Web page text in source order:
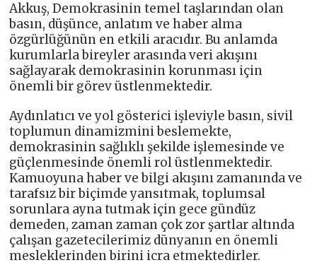
Akkuş, Demokrasinin temel taşlarından olan
basın, düşünce, anlatım ve haber alma
özgürlüğünün en etkili aracıdır. Bu anlamda
kurumlarla bireyler arasında veri akışını
sağlayarak demokrasinin korunması için
önemli bir görev üstlenmektedir.
Aydınlatıcı ve yol gösterici işleviyle basın, sivil
toplumun dinamizmini beslemekte,
demokrasinin sağlıklı şekilde işlemesinde ve
güçlenmesinde önemli rol üstlenmektedir.
Kamuoyuna haber ve bilgi akışını zamanında ve
tarafsız bir biçimde yansıtmak, toplumsal
sorunlara ayna tutmak için gece gündüz
demeden, zaman zaman çok zor şartlar altında
çalışan gazetecilerimiz dünyanın en önemli
mesleklerinden birini icra etmektedirler.